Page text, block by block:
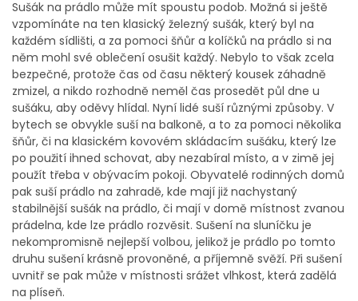
Sušák na prádlo může mít spoustu podob. Možná si ještě
vzpomínáte na ten klasický železný sušák, který byl na
každém sídlišti, a za pomoci šňůr a kolíčků na prádlo si na
něm mohl své oblečení osušit každý. Nebylo to však zcela
bezpečné, protože čas od času některý kousek záhadně
zmizel, a nikdo rozhodně neměl čas prosedět půl dne u
sušáku, aby oděvy hlídal. Nyní lidé suší různými způsoby. V
bytech se obvykle suší na balkoně, a to za pomoci několika
šňůr, či na klasickém kovovém skládacím sušáku, který lze
po použití ihned schovat, aby nezabíral místo, a v zimě jej
použít třeba v obývacím pokoji. Obyvatelé rodinných domů
pak suší prádlo na zahradě, kde mají již nachystaný
stabilnější sušák na prádlo, či mají v domě místnost zvanou
prádelna, kde lze prádlo rozvěsit. Sušení na sluníčku je
nekompromisně nejlepší volbou, jelikož je prádlo po tomto
druhu sušení krásně provoněné, a příjemně svěží. Při sušení
uvnitř se pak může v místnosti srážet vlhkost, která zadělá
na plíseň.